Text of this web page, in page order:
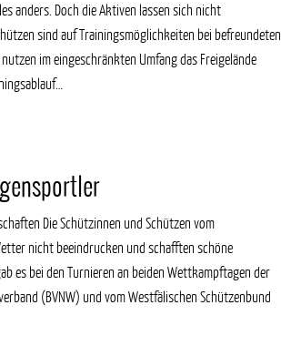
anders. Doch die Aktiven lassen sich nicht
sind auf Trainingsmöglichkeiten bei befreundeten
im eingeschränkten Umfang das Freigelände
Die Schützinnen und Schützen vom
nicht beeindrucken und schafften schöne
es bei den Turnieren an beiden Wettkampftagen der
(BVNW) und vom Westfälischen Schützenbund